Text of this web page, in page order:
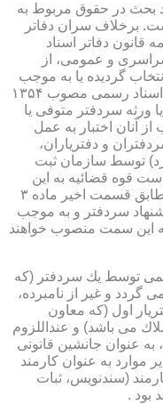
بحث در حقوق مربوط به
برخلاف سران دفاتر
به موجب ماده ۳ آئین نامه قانون دفاتر اسناد
۱۳۶۰) به طور سراسری و عمومی، از
گردیده یا به موجب
اختیارات حاصله از ماده ۶۹ قانون دفاتر اسناد رسمی مصوب ۱۳۵۴
ورثه سردفتر متوفی یا
آنان اختبار به عمل
و دفتریاران،
توسط سازمان ثبت
قوه قضائیه به این
سمت منصوب خواهند شد. دفتریاران، مطابق قسمت اخیر ماده ۳
رسمی ۱۳۵۴، بنا به پیشنهاد سردفتر و به موجب
به این سمت منصوب خواهند
رسمی توسط یك سردفتر (كه
گردد و غیر از نامبرده،
اول (كه معاون
می باشد) و عنداللزوم
به عنوان جانشین قانونی
موارد به عنوان كارمند
(سندنویس، ثبات
بود .